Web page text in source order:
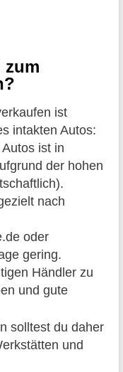
zum
ist
intakten Autos:
ist in
der hohen
nach
oder
gering.
Händler zu
und gute
solltest du daher
und